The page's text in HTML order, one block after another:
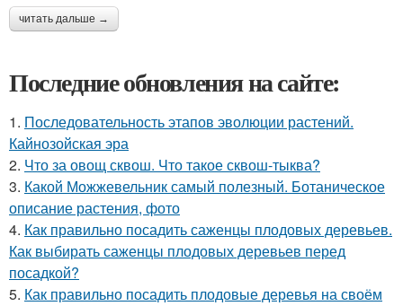
читать дальше →
Последние обновления на сайте:
1. Последовательность этапов эволюции растений.
Кайнозойская эра
2. Что за овощ сквош. Что такое сквош-тыква?
3. Какой Можжевельник самый полезный. Ботаническое
описание растения, фото
4. Как правильно посадить саженцы плодовых деревьев.
Как выбирать саженцы плодовых деревьев перед
посадкой?
5. Как правильно посадить плодовые деревья на своём